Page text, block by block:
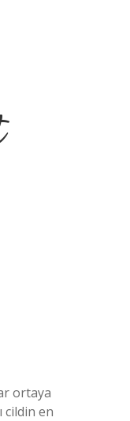
ortaya
cildin en